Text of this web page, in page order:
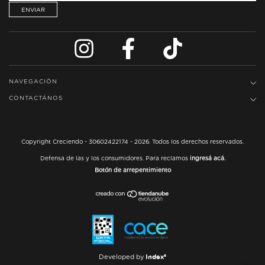
NAVEGACIÓN
CONTACTÁNOS
Developed by Index®
Copyright Creciendo - 30602422174 - 2026. Todos los derechos reservados.
Defensa de las y los consumidores. Para reclamos ingresá acá.
Botón de arrepentimiento